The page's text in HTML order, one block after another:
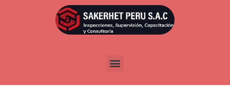
Publicada enabril 11, 2022
I autres a l’egard de epidemieSauf Que les